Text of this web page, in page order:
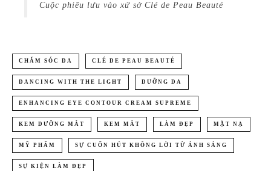
Cuộc phiêu lưu vào xứ sở Clé de Peau Beauté
CHĂM SÓC DA CLÉ DE PEAU BEAUTÉ
DANCING WITH THE LIGHT DƯỠNG DA
ENHANCING EYE CONTOUR CREAM SUPREME
KEM DƯỠNG MẮT KEM MẮT LÀM ĐẸP MẶT NẠ
MỸ PHẨM SỰ CUỐN HÚT KHÔNG LỜI TỪ ÁNH SÁNG
SỰ KIỆN LÀM ĐẸP